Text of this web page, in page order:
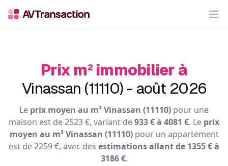
Prix m² immobilier à
Vinassan (11110) - août 2026
Le prix moyen au m² Vinassan (11110) pour une
maison est de 2523 €, variant de933 € à 4081 €. Le prix
moyen au m² Vinassan (11110)pour un appartement
est de 2259 €, avec des estimations allant de 1355 € à
3186 €.